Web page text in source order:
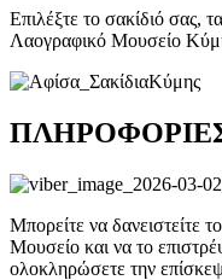
Επιλέξτε το σακίδιό σας,
Λαογραφικό Μουσείο
Μπορείτε να δανειστείτε
Μουσείο και να το
ολοκληρώσετε την